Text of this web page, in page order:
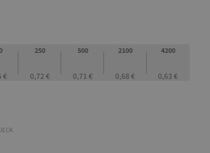
€
250
0,72 €
500
0,71 €
2100
0,68 €
4200
0,63 €